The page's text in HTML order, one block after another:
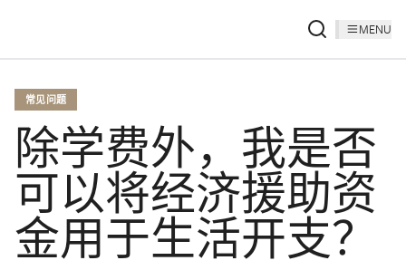
MENU
常见问题
除学费外，我是否
可以将经济援助资
金用于生活开支？